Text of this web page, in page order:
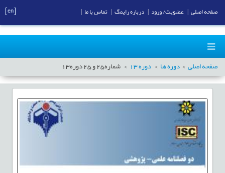
صفحه اصلی دوره ها دوره13 شماره25و25دوره13
صفحه اصلی عضویت/ ورود درباره رایمگ تماس با ما